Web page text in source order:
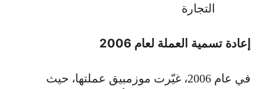
التجارة
إعادة تسمية العملة لعام 2006
في عام 2006، غيّرت موزمبيق عملتها، حيث